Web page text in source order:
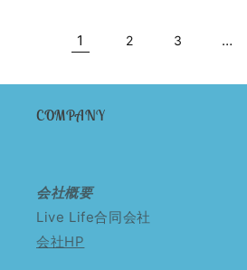
1 2 3 …
COMPANY
会社概要
Live Life合同会社
会社HP